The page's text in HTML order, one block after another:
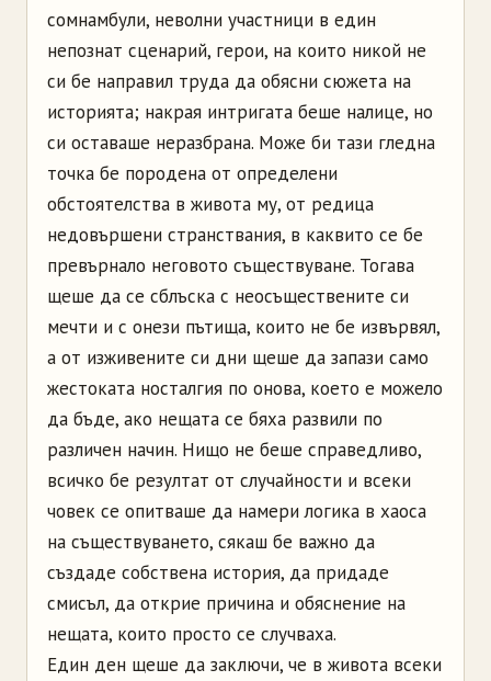
сомнамбули, неволни участници в един
непознат сценарий, герои, на които никой не
си бе направил труда да обясни сюжета на
историята; накрая интригата беше налице, но
си оставаше неразбрана. Може би тази гледна
точка бе породена от определени
обстоятелства в живота му, от редица
недовършени странствания, в каквито се бе
превърнало неговото съществуване. Тогава
щеше да се сблъска с неосъществените си
мечти и с онези пътища, които не бе извървял,
а от изживените си дни щеше да запази само
жестоката носталгия по онова, което е можело
да бъде, ако нещата се бяха развили по
различен начин. Нищо не беше справедливо,
всичко бе резултат от случайности и всеки
човек се опитваше да намери логика в хаоса
на съществуването, сякаш бе важно да
създаде собствена история, да придаде
смисъл, да открие причина и обяснение на
нещата, които просто се случваха.
Един ден щеше да заключи, че в живота всеки